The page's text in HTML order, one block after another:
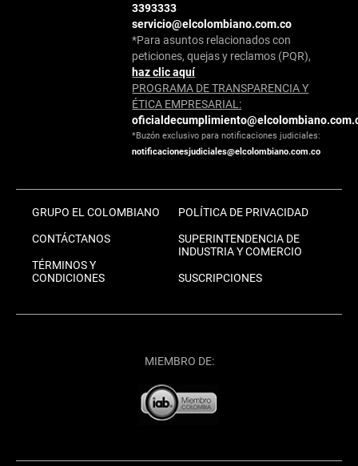
3393333
servicio@elcolombiano.com.co
*Para asuntos relacionados con
peticiones, quejas y reclamos (PQR),
haz clic aquí
PROGRAMA DE TRANSPARENCIA Y
ÉTICA EMPRESARIAL:
*Buzón exclusivo para notificaciones judiciales:
notificacionesjudiciales@elcolombiano.com.co
GRUPO EL COLOMBIANO
CONTÁCTANOS
TÉRMINOS Y
CONDICIONES
POLÍTICA DE PRIVACIDAD
SUPERINTENDENCIA DE
INDUSTRIA Y COMERCIO
SUSCRIPCIONES
MIEMBRO DE: